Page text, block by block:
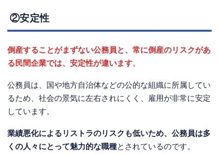
②安定性
倒産することがまずない公務員と、常に倒産のリスクがあ
る民間企業では、安定性が違います。
公務員は、国や地方自治体などの公的な組織に所属してい
るため、社会の景気に左右されにくく、雇用が非常に安定
しています。
業績悪化によるリストラのリスクも低いため、公務員は多
くの人々にとって魅力的な職種とされているのです。